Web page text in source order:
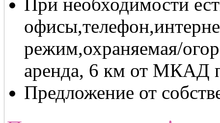
режим,охраняемая/
аренда, 6 км от МКАД
Предложение от